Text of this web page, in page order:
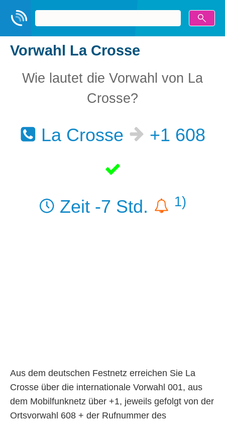
Vorwahl La Crosse
Wie lautet die Vorwahl von La
Crosse?
La Crosse +1 608
Zeit -7 Std. 1)
Aus dem deutschen Festnetz erreichen Sie La
Crosse über die internationale Vorwahl 001, aus
dem Mobilfunknetz über +1, jeweils gefolgt von der
Ortsvorwahl 608 + der Rufnummer des